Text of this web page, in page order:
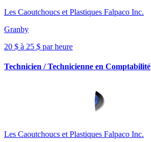
Les Caoutchoucs et Plastiques Falpaco Inc.
Granby
20 $ à 25 $ par heure
Technicien / Technicienne en Comptabilité
Les Caoutchoucs et Plastiques Falpaco Inc.